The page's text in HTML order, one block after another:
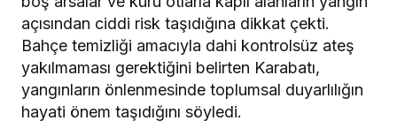
açısından ciddi risk taşıdığına dikkat çekti.
Bahçe temizliği amacıyla dahi kontrolsüz ateş
yakılmaması gerektiğini belirten Karabatı,
yangınların önlenmesinde toplumsal duyarlılığın
hayati önem taşıdığını söyledi.